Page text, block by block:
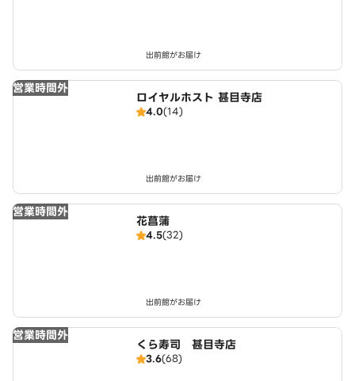
出前館がお届け
営業時間外
ロイヤルホスト 甚目寺店
4.0(14)
出前館がお届け
営業時間外
花菖蒲
4.5(32)
出前館がお届け
営業時間外
くら寿司 甚目寺店
3.6(68)